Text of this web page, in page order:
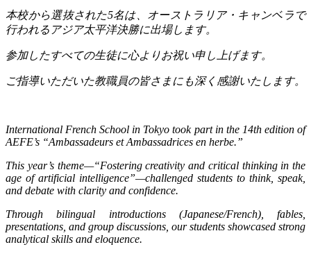
本校から選抜された5名は、オーストラリア・キャンベラで
行われるアジア太平洋決勝に出場します。
参加したすべての生徒に心よりお祝い申し上げます。
ご指導いただいた教職員の皆さまにも深く感謝いたします。
International French School in Tokyo took part in the 14th edition of
AEFE’s “Ambassadeurs et Ambassadrices en herbe.”
This year’s theme—“Fostering creativity and critical thinking in the
age of artificial intelligence”—challenged students to think, speak,
and debate with clarity and confidence.
Through bilingual introductions (Japanese/French), fables,
presentations, and group discussions, our students showcased strong
analytical skills and eloquence.